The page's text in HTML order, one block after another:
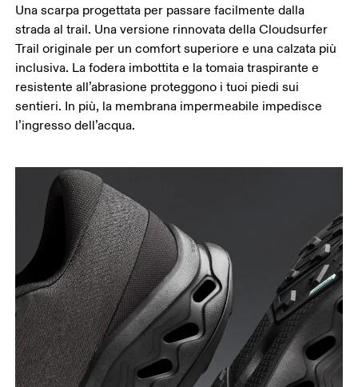
Una scarpa progettata per passare facilmente dalla
strada al trail. Una versione rinnovata della Cloudsurfer
Trail originale per un comfort superiore e una calzata più
inclusiva. La fodera imbottita e la tomaia traspirante e
resistente all’abrasione proteggono i tuoi piedi sui
sentieri. In più, la membrana impermeabile impedisce
l’ingresso dell’acqua.